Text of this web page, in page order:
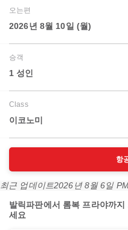
오는편
2026년 8월 10일 (월)
승객
1 성인
Class
이코노미
항
최근 업데이트2026년 8월 6일
발릭파판에서 롬복 프라야까
세요